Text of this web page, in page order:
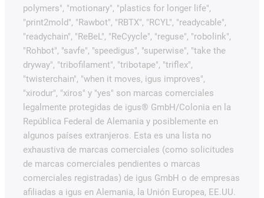
polymers", "motionary", "plastics for longer life",
"print2mold", "Rawbot", "RBTX", "RCYL", "readycable",
"readychain", "ReBeL", "ReCyycle", "reguse", "robolink",
"Rohbot", "savfe", "speedigus", "superwise", "take the
dryway", "tribofilament", "tribotape", "triflex",
"twisterchain", "when it moves, igus improves",
"xirodur", "xiros" y "yes" son marcas comerciales
legalmente protegidas de igus® GmbH/Colonia en la
República Federal de Alemania y posiblemente en
algunos países extranjeros. Esta es una lista no
exhaustiva de marcas comerciales (como solicitudes
de marcas comerciales pendientes o marcas
comerciales registradas) de igus GmbH o de empresas
afiliadas a igus en Alemania, la Unión Europea, EE.UU.